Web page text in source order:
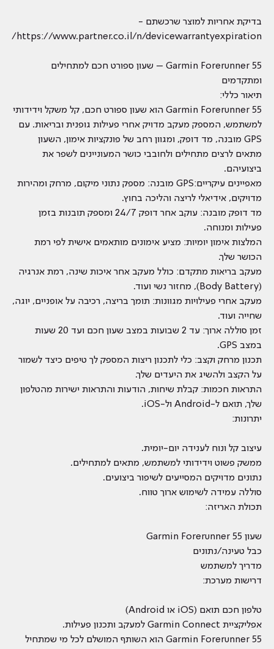
בדיקת אחריות למוצר שרכשתם -
https://www.partner.co.il/n/devicewarrantyexpiration/
Garmin Forerunner 55 – שעון ספורט חכם למתחילים
ומתקדמים
תיאור כללי:
Garmin Forerunner 55 הוא שעון ספורט חכם, קל משקל וידידותי
למשתמש, המספק מעקב מדויק אחרי פעילות גופנית ובריאות. עם
GPS מובנה, מד דופק, ומגוון רחב של פונקציות אימון, השעון
מתאים לרצים מתחילים ולחובבי כושר המעוניינים לשפר את
ביצועיהם.
מאפיינים עיקריים:GPS מובנה: מספק נתוני מיקום, מרחק ומהירות
מדויקים, אידיאלי לריצה והליכה בחוץ.
מד דופק מובנה: עוקב אחר דופק 24/7 ומספק תובנות בזמן
פעילות ומנוחה.
המלצות אימון יומיות: מציע אימונים מותאמים אישית לפי רמת
הכושר שלך.
מעקב בריאות מתקדם: כולל מעקב אחר איכות שינה, רמת אנרגיה
(Body Battery), מחזור נשי ועוד.
מעקב אחרי פעילויות מגוונות: תומך בריצה, רכיבה על אופניים, יוגה,
שחייה ועוד.
זמן סוללה ארוך: עד 2 שבועות במצב שעון חכם ועד 20 שעות
במצב GPS.
תכנון מרחק וקצב: כלי לתכנון ריצות המספק לך טיפים כיצד לשמור
על הקצב ולהשיג את היעדים שלך.
התראות חכמות: קבלת שיחות, הודעות והתראות ישירות מהטלפון
שלך, תואם ל-Android ול-iOS.
יתרונות:
עיצוב קל ונוח לענידה יום-יומית.
ממשק פשוט וידידותי למשתמש, מתאים למתחילים.
נתונים מדויקים המסייעים לשיפור ביצועים.
סוללה עמידה לשימוש ארוך טווח.
תכולת האריזה:
שעון Garmin Forerunner 55
כבל טעינה/נתונים
מדריך למשתמש
דרישות מערכת:
טלפון חכם תואם (iOS או Android)
אפליקציית Garmin Connect למעקב ותכנון פעילות.
Garmin Forerunner 55 הוא השותף המושלם לכל מי שמתחיל